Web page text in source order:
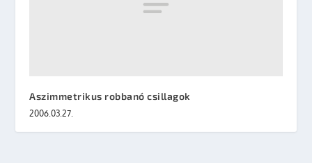
Aszimmetrikus robbanó csillagok
2006.03.27.